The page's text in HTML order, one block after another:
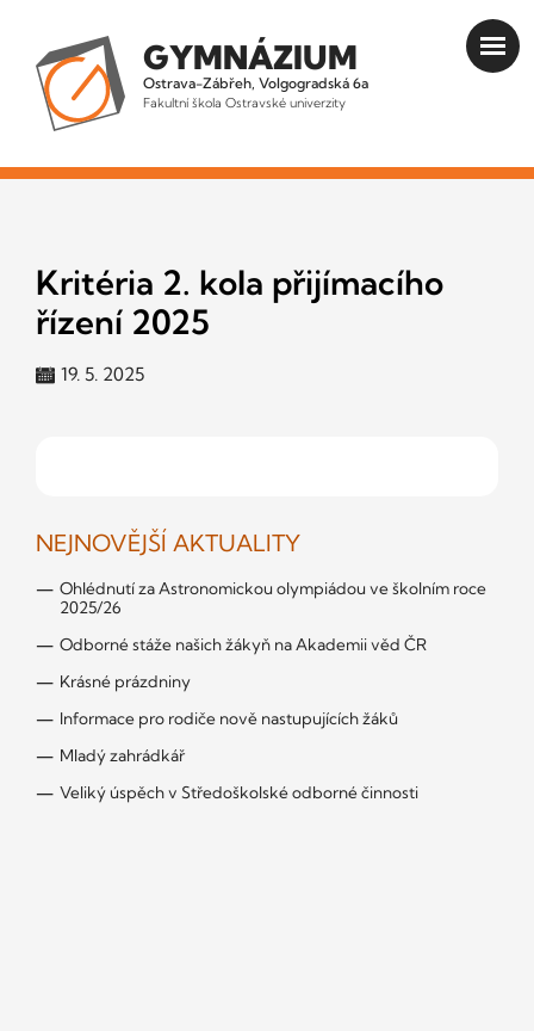
GYMNÁZIUM
Ostrava-Zábřeh, Volgogradská 6a
Fakultní škola Ostravské univerzity
Kritéria 2. kola přijímacího
řízení 2025
19. 5. 2025
NEJNOVĚJŠÍ AKTUALITY
Ohlédnutí za Astronomickou olympiádou ve školním roce
2025/26
Odborné stáže našich žákyň na Akademii věd ČR
Krásné prázdniny
Informace pro rodiče nově nastupujících žáků
Mladý zahrádkář
Veliký úspěch v Středoškolské odborné činnosti